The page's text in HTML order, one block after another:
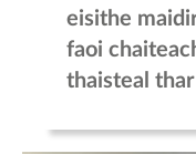
eisithe
faoi
thaisteal